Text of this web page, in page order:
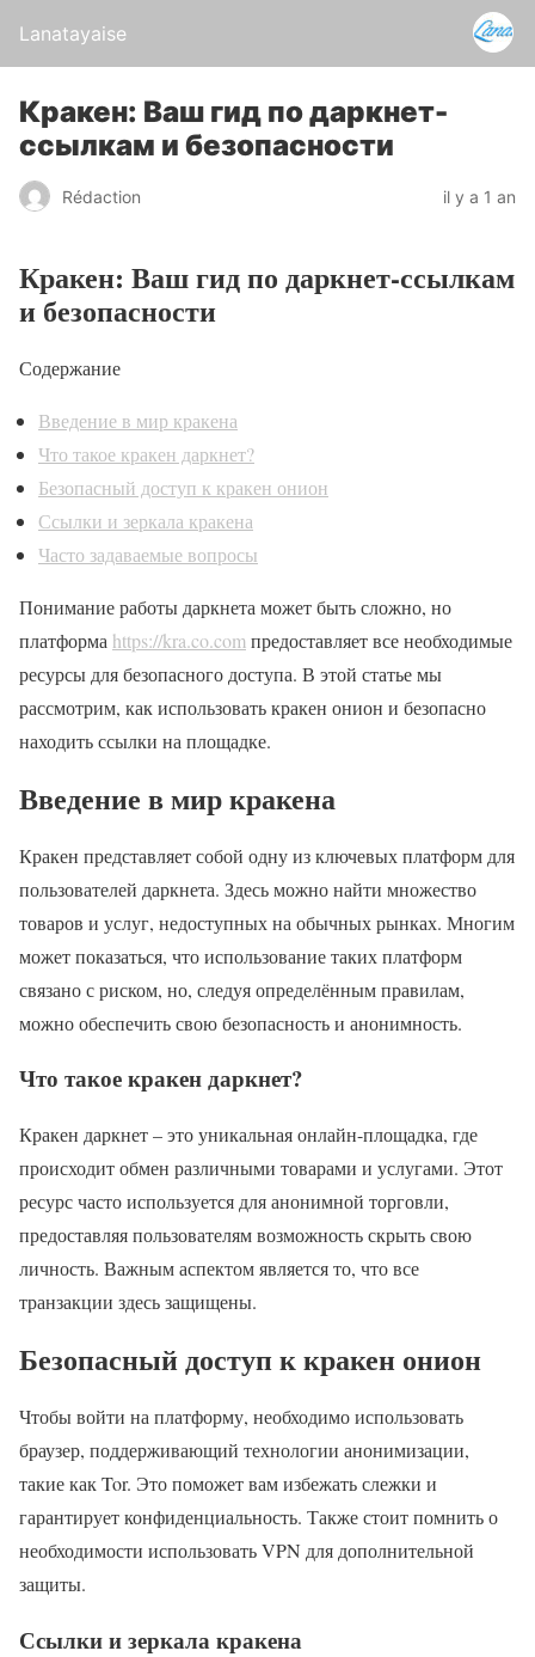
Lanatayaise
Кракен: Ваш гид по даркнет-
ссылкам и безопасности
Rédaction il y a 1 an
Кракен: Ваш гид по даркнет-ссылкам
и безопасности
Содержание
Введение в мир кракена
Что такое кракен даркнет?
Безопасный доступ к кракен онион
Ссылки и зеркала кракена
Часто задаваемые вопросы
Понимание работы даркнета может быть сложно, но
платформа https://kra.co.com предоставляет все необходимые
ресурсы для безопасного доступа. В этой статье мы
рассмотрим, как использовать кракен онион и безопасно
находить ссылки на площадке.
Введение в мир кракена
Кракен представляет собой одну из ключевых платформ для
пользователей даркнета. Здесь можно найти множество
товаров и услуг, недоступных на обычных рынках. Многим
может показаться, что использование таких платформ
связано с риском, но, следуя определённым правилам,
можно обеспечить свою безопасность и анонимность.
Что такое кракен даркнет?
Кракен даркнет – это уникальная онлайн-площадка, где
происходит обмен различными товарами и услугами. Этот
ресурс часто используется для анонимной торговли,
предоставляя пользователям возможность скрыть свою
личность. Важным аспектом является то, что все
транзакции здесь защищены.
Безопасный доступ к кракен онион
Чтобы войти на платформу, необходимо использовать
браузер, поддерживающий технологии анонимизации,
такие как Tor. Это поможет вам избежать слежки и
гарантирует конфиденциальность. Также стоит помнить о
необходимости использовать VPN для дополнительной
защиты.
Ссылки и зеркала кракена